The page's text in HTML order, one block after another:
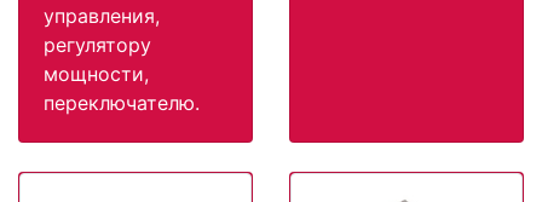
управления,
регулятору
мощности,
переключателю.